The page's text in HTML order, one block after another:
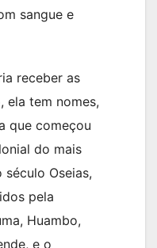
sangue e
receber as
ela tem nomes,
que começou
do mais
Oseias,
pela
Huambo,
e o